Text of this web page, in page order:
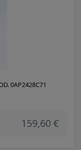
0AP2428C71
159,60 €